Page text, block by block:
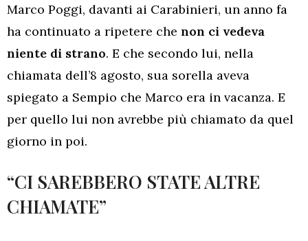
Marco Poggi, davanti ai Carabinieri, un anno fa
ha continuato a ripetere che non ci vedeva
niente di strano. E che secondo lui, nella
chiamata dell’8 agosto, sua sorella aveva
spiegato a Sempio che Marco era in vacanza. E
per quello lui non avrebbe più chiamato da quel
giorno in poi.
“CI SAREBBERO STATE ALTRE
CHIAMATE”